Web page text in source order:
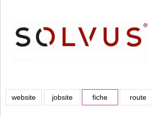
website jobsite fiche route